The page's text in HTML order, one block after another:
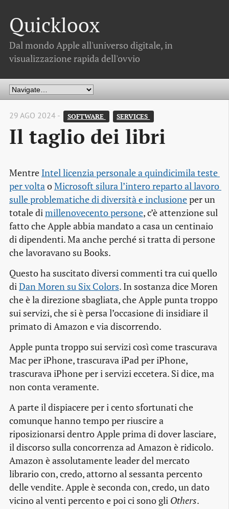
Quickloox
Dal mondo Apple all'universo digitale, in
visualizzazione rapida dell'ovvio
29 AGO 2024 - SOFTWARE SERVICES
Il taglio dei libri
Mentre Intel licenzia personale a quindicimila teste
per voltaoMicrosoft silura l’intero reparto al lavoro
sulle problematiche di diversità e inclusioneper un
totale dimillenovecento persone, c’è attenzione sul
fatto che Apple abbia mandato a casa un centinaio
di dipendenti. Ma anche perché si tratta di persone
che lavoravano su Books.
Questo ha suscitato diversi commenti tra cui quello
diDan Moren su Six Colors. In sostanza dice Moren
che è la direzione sbagliata, che Apple punta troppo
sui servizi, che si è persa l’occasione di insidiare il
primato di Amazon e via discorrendo.
Apple punta troppo sui servizi così come trascurava
Mac per iPhone, trascurava iPad per iPhone,
trascurava iPhone per i servizi eccetera. Si dice, ma
non conta veramente.
A parte il dispiacere per i cento sfortunati che
comunque hanno tempo per riuscire a
riposizionarsi dentro Apple prima di dover lasciare,
il discorso sulla concorrenza ad Amazon è ridicolo.
Amazon è assolutamente leader del mercato
librario con, credo, attorno al sessanta percento
delle vendite. Apple è seconda con, credo, un dato
vicino al venti percento e poi ci sono gli Others.